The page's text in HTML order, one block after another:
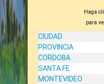
Haga
para
CIUDAD
PROVINCIA
CORDOBA
SANTA FE
MONTEVIDEO